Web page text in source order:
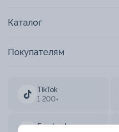
TikTok
1 200+
Facebook
Каталог
Покупателям